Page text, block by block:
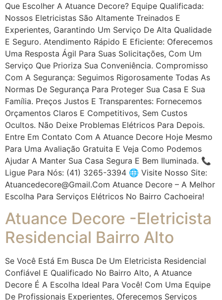
Que Escolher A Atuance Decore? Equipe Qualificada:
Nossos Eletricistas São Altamente Treinados E
Experientes, Garantindo Um Serviço De Alta Qualidade
E Seguro. Atendimento Rápido E Eficiente: Oferecemos
Uma Resposta Ágil Para Suas Solicitações, Com Um
Serviço Que Prioriza Sua Conveniência. Compromisso
Com A Segurança: Seguimos Rigorosamente Todas As
Normas De Segurança Para Proteger Sua Casa E Sua
Família. Preços Justos E Transparentes: Fornecemos
Orçamentos Claros E Competitivos, Sem Custos
Ocultos. Não Deixe Problemas Elétricos Para Depois.
Entre Em Contato Com A Atuance Decore Hoje Mesmo
Para Uma Avaliação Gratuita E Veja Como Podemos
Ajudar A Manter Sua Casa Segura E Bem Iluminada. 📞
Ligue Para Nós: (41) 3265-3394 🌐 Visite Nosso Site:
Atuancedecore@gmail.com Atuance Decore – A Melhor
Escolha Para Serviços Elétricos No Bairro Cachoeira!
Atuance Decore -Eletricista
Residencial Bairro Alto
Se Você Está Em Busca De Um Eletricista Residencial
Confiável E Qualificado No Bairro Alto, A Atuance
Decore É A Escolha Ideal Para Você! Com Uma Equipe
De Profissionais Experientes, Oferecemos Serviços